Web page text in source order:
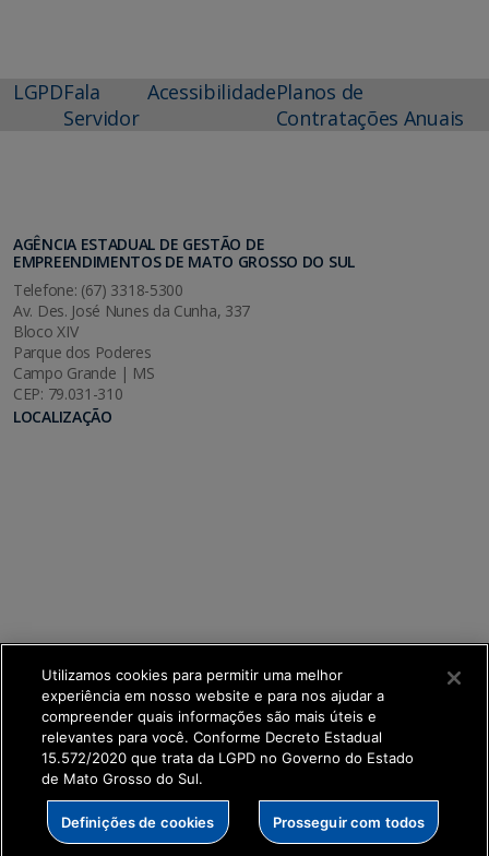
LGPDFala
Servidor
AcessibilidadePlanos de
Contratações Anuais
AGÊNCIA ESTADUAL DE GESTÃO DE
EMPREENDIMENTOS DE MATO GROSSO DO SUL
Telefone: (67) 3318-5300
Av. Des. José Nunes da Cunha, 337
Bloco XIV
Parque dos Poderes
Campo Grande | MS
CEP: 79.031-310
LOCALIZAÇÃO
SETDIG | Secretaria-Executiva de Transformação
Digital
Utilizamos cookies para permitir uma melhor
experiência em nosso website e para nos ajudar a
compreender quais informações são mais úteis e
relevantes para você. Conforme Decreto Estadual
15.572/2020 que trata da LGPD no Governo do Estado
de Mato Grosso do Sul.
Definições de cookies Prosseguir com todos